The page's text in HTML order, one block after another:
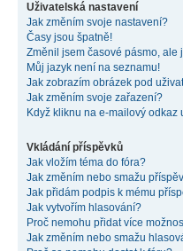
Uživatelská nastavení
Jak změním svoje nastavení?
Časy jsou špatně!
Změnil jsem časové pásmo, ale
Můj jazyk není na seznamu!
Jak zobrazím obrázek pod
Jak změním svoje zařazení?
Když kliknu na e-mailový
Vkládání příspěvků
Jak vložím téma do fóra?
Jak změním nebo smažu
Jak přidám podpis k mému
Jak vytvořím hlasování?
Proč nemohu přidat více
Jak změním nebo smažu